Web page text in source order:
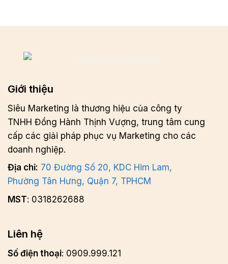
Giới thiệu
Siêu Marketing là thương hiệu của công ty
TNHH Đồng Hành Thịnh Vượng, trung tâm cung
cấp các giải pháp phục vụ Marketing cho các
doanh nghiệp.
Địa chỉ: 70 Đường Số 20, KDC Him Lam,
Phường Tân Hưng, Quận 7, TPHCM
MST: 0318262688
Liên hệ
Số điện thoại: 0909.999.121